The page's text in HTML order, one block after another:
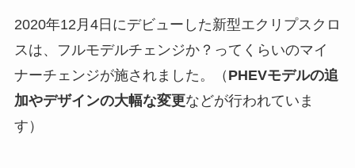
2020年12月4日にデビューした新型エクリプスクロ
スは、フルモデルチェンジか？ってくらいのマイ
ナーチェンジが施されました。（ PHEVモデルの追
加やデザインの大幅な変更などが行われていま
す）